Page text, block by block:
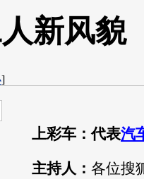
新风貌
]
上彩车：代表汽
主持人： 各位搜